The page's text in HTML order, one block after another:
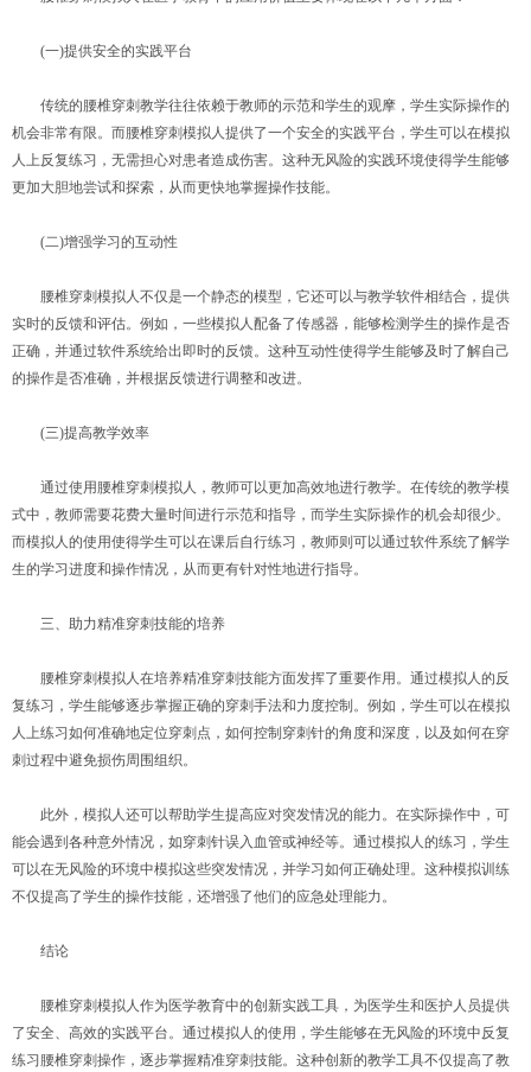
(一)提供安全的实践平台
传统的腰椎穿刺教学往往依赖于教师的示范和学生的观摩，学生实际操作的
机会非常有限。而腰椎穿刺模拟人提供了一个安全的实践平台，学生可以在模拟
人上反复练习，无需担心对患者造成伤害。这种无风险的实践环境使得学生能够
更加大胆地尝试和探索，从而更快地掌握操作技能。
(二)增强学习的互动性
腰椎穿刺模拟人不仅是一个静态的模型，它还可以与教学软件相结合，提供
实时的反馈和评估。例如，一些模拟人配备了传感器，能够检测学生的操作是否
正确，并通过软件系统给出即时的反馈。这种互动性使得学生能够及时了解自己
的操作是否准确，并根据反馈进行调整和改进。
(三)提高教学效率
通过使用腰椎穿刺模拟人，教师可以更加高效地进行教学。在传统的教学模
式中，教师需要花费大量时间进行示范和指导，而学生实际操作的机会却很少。
而模拟人的使用使得学生可以在课后自行练习，教师则可以通过软件系统了解学
生的学习进度和操作情况，从而更有针对性地进行指导。
三、助力精准穿刺技能的培养
腰椎穿刺模拟人在培养精准穿刺技能方面发挥了重要作用。通过模拟人的反
复练习，学生能够逐步掌握正确的穿刺手法和力度控制。例如，学生可以在模拟
人上练习如何准确地定位穿刺点，如何控制穿刺针的角度和深度，以及如何在穿
刺过程中避免损伤周围组织。
此外，模拟人还可以帮助学生提高应对突发情况的能力。在实际操作中，可
能会遇到各种意外情况，如穿刺针误入血管或神经等。通过模拟人的练习，学生
可以在无风险的环境中模拟这些突发情况，并学习如何正确处理。这种模拟训练
不仅提高了学生的操作技能，还增强了他们的应急处理能力。
结论
腰椎穿刺模拟人作为医学教育中的创新实践工具，为医学生和医护人员提供
了安全、高效的实践平台。通过模拟人的使用，学生能够在无风险的环境中反复
练习腰椎穿刺操作，逐步掌握精准穿刺技能。这种创新的教学工具不仅提高了教